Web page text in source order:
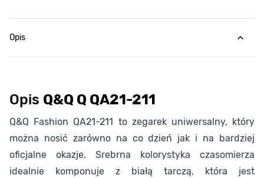
Opis
Opis Q&Q Q QA21-211
Q&Q Fashion QA21-211 to zegarek uniwersalny, który
można nosić zarówno na co dzień jak i na bardziej
oficjalne okazje. Srebrna kolorystyka czasomierza
idealnie komponuje z białą tarczą, która jest